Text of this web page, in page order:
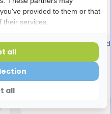
Jordan Tandpasta
1,75
provided to them or that
their services.
all
all